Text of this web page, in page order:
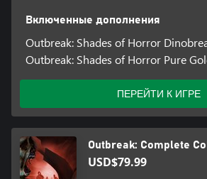
Включенные дополнения
Outbreak: Shades of Horror
Outbreak: Shades of Horror Pure
ПЕРЕЙТИ К ИГРЕ
Outbreak: Complete
USD$79.99